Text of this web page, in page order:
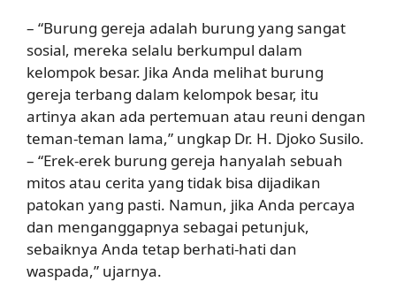
– “Burung gereja adalah burung yang sangat
sosial, mereka selalu berkumpul dalam
kelompok besar. Jika Anda melihat burung
gereja terbang dalam kelompok besar, itu
artinya akan ada pertemuan atau reuni dengan
teman-teman lama,” ungkap Dr. H. Djoko Susilo.
– “Erek-erek burung gereja hanyalah sebuah
mitos atau cerita yang tidak bisa dijadikan
patokan yang pasti. Namun, jika Anda percaya
dan menganggapnya sebagai petunjuk,
sebaiknya Anda tetap berhati-hati dan
waspada,” ujarnya.